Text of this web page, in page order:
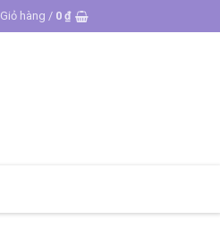
Giỏ hàng / 0 ₫